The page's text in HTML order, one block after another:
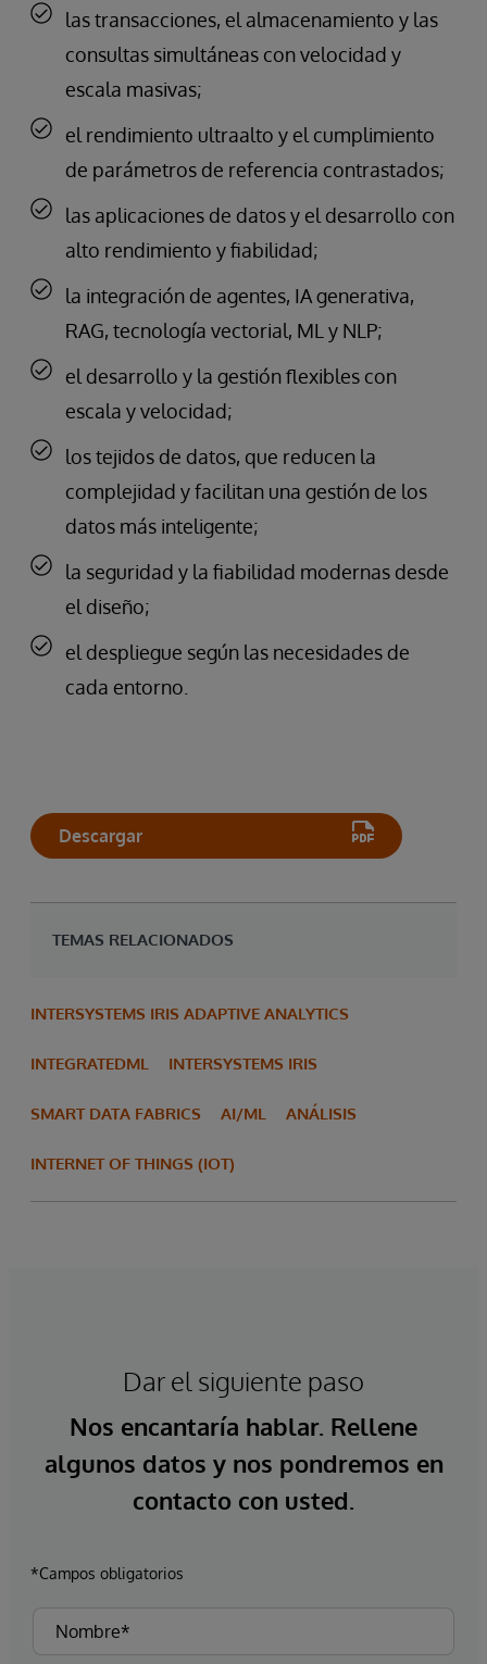
las transacciones, el almacenamiento y las
consultas simultáneas con velocidad y
escala masivas;
el rendimiento ultraalto y el cumplimiento
de parámetros de referencia contrastados;
las aplicaciones de datos y el desarrollo con
alto rendimiento y fiabilidad;
la integración de agentes, IA generativa,
RAG, tecnología vectorial, ML y NLP;
el desarrollo y la gestión flexibles con
escala y velocidad;
los tejidos de datos, que reducen la
complejidad y facilitan una gestión de los
datos más inteligente;
la seguridad y la fiabilidad modernas desde
el diseño;
el despliegue según las necesidades de
cada entorno.
Descargar
TEMAS RELACIONADOS
INTERSYSTEMS IRIS ADAPTIVE ANALYTICS
INTEGRATEDML INTERSYSTEMS IRIS
SMART DATA FABRICS AI/ML ANÁLISIS
INTERNET OF THINGS (IOT)
Dar el siguiente paso
Nos encantaría hablar. Rellene
algunos datos y nos pondremos en
contacto con usted.
*Campos obligatorios